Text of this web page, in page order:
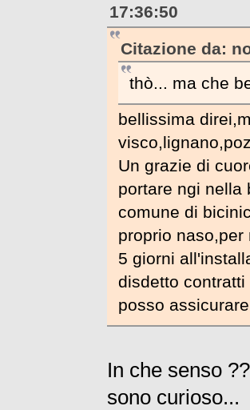
17:36:50
Citazione da:
thò... ma che
bellissima
Un grazie di
portare ngi nella
comune di
proprio
5 giorni
disdetto
posso
In che senso
sono curioso...